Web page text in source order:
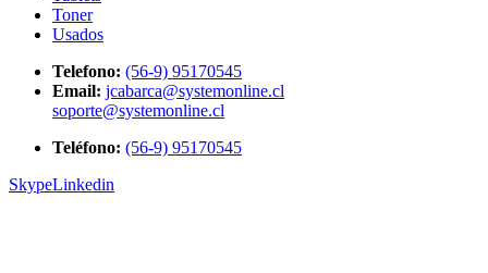
Toner
Usados
Telefono: (56-9) 95170545
Email: jcabarca@systemonline.cl
soporte@systemonline.cl
Teléfono: (56-9) 95170545
SkypeLinkedin